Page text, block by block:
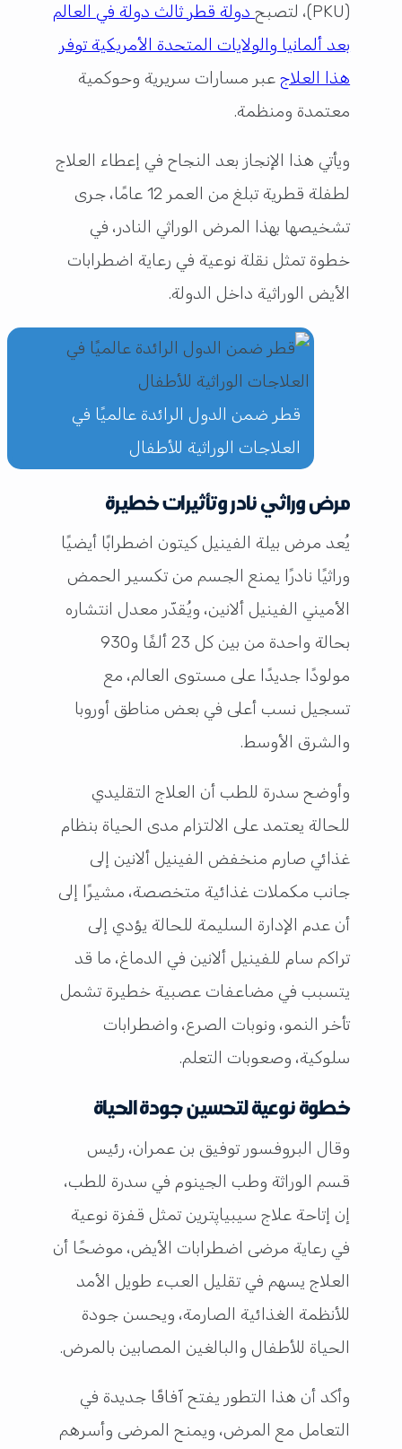
(PKU)، لتصبح
دولة قطر ثالث دولة في العالم
بعد ألمانيا والولايات المتحدة الأمريكية توفر
هذا العلاجعبر مسارات سريرية وحوكمية
معتمدة ومنظمة.
ويأتي هذا الإنجاز بعد النجاح في إعطاء العلاج
لطفلة قطرية تبلغ من العمر 12 عامًا، جرى
تشخيصها بهذا المرض الوراثي النادر، في
خطوة تمثل نقلة نوعية في رعاية اضطرابات
الأيض الوراثية داخل الدولة.
قطر ضمن الدول الرائدة عالميًا في
العلاجات الوراثية للأطفال
مرض وراثي نادر وتأثيرات خطيرة
يُعد مرض بيلة الفينيل كيتون اضطرابًا أيضيًا
وراثيًا نادرًا يمنع الجسم من تكسير الحمض
الأميني الفينيل ألانين، ويُقدّر معدل انتشاره
بحالة واحدة من بين كل 23 ألفًا و930
مولودًا جديدًا على مستوى العالم، مع
تسجيل نسب أعلى في بعض مناطق أوروبا
والشرق الأوسط.
وأوضح سدرة للطب أن العلاج التقليدي
للحالة يعتمد على الالتزام مدى الحياة بنظام
غذائي صارم منخفض الفينيل ألانين إلى
جانب مكملات غذائية متخصصة، مشيرًا إلى
أن عدم الإدارة السليمة للحالة يؤدي إلى
تراكم سام للفينيل ألانين في الدماغ، ما قد
يتسبب في مضاعفات عصبية خطيرة تشمل
تأخر النمو، ونوبات الصرع، واضطرابات
سلوكية، وصعوبات التعلم.
خطوة نوعية لتحسين جودة الحياة
وقال البروفسور توفيق بن عمران، رئيس
قسم الوراثة وطب الجينوم في سدرة للطب،
إن إتاحة علاج سيبياپترين تمثل قفزة نوعية
في رعاية مرضى اضطرابات الأيض، موضحًا أن
العلاج يسهم في تقليل العبء طويل الأمد
للأنظمة الغذائية الصارمة، ويحسن جودة
الحياة للأطفال والبالغين المصابين بالمرض.
وأكد أن هذا التطور يفتح آفاقًا جديدة في
التعامل مع المرض، ويمنح المرضى وأسرهم